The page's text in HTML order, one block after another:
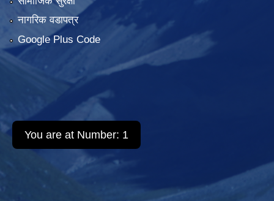
नागरिक वडापत्र
Google Plus Code
You are at Number: 1